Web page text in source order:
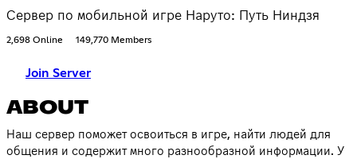
Сервер по мобильной игре Наруто: Путь Ниндзя
2,698 Online 149,770 Members
Join Server
ABOUT
Наш сервер поможет освоиться в игре, найти людей для
общения и содержит много разнообразной информации. У